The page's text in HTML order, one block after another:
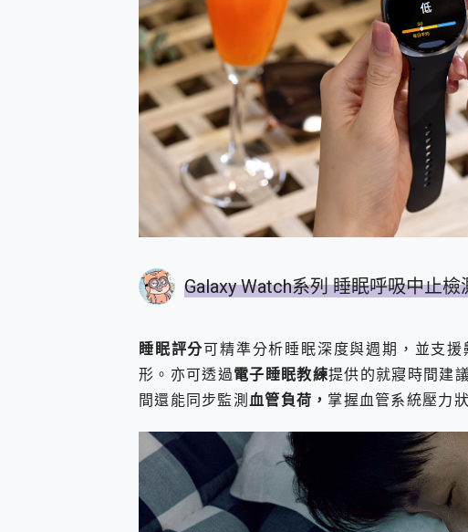
Galaxy Watch系列 睡眠呼吸中止檢
睡眠評分可精準分析睡眠深度與週期，並支
形。亦可透過電子睡眠教練提供的就寢時間建
間還能同步監測血管負荷， 掌握血管系統壓力